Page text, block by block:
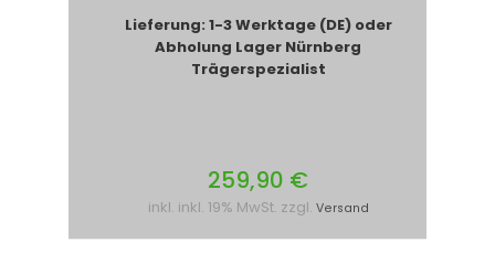
Lieferung: 1-3 Werktage (DE) oder
Abholung Lager Nürnberg
Trägerspezialist
259,90 €
inkl. inkl. 19% MwSt. zzgl. Versand